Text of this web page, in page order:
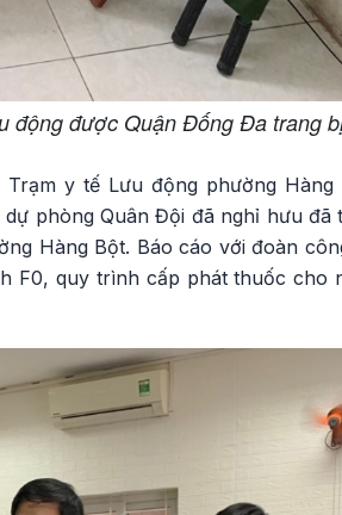
động được Quận Đống Đa trang
y tế Lưu động phường Hàng
phòng Quân Đội đã nghỉ hưu đã
Hàng Bột. Báo cáo với đoàn
F0, quy trình cấp phát thuốc cho